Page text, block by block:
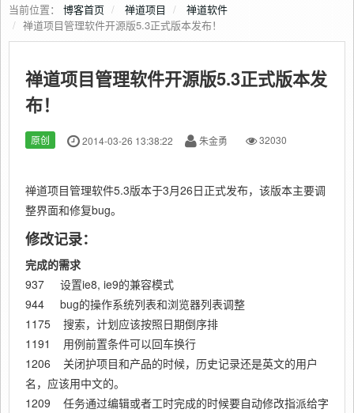
当前位置： 博客首页 禅道项目
禅道软件
禅道项目管理软件开源版5.3正式版本发布！
禅道项目管理软件开源版5.3正式版本发
布！
原创 2014-03-26 13:38:22 朱金勇 32030
禅道项目管理软件5.3版本于3月26日正式发布，该版本主要调
整界面和修复bug。
修改记录：
完成的需求
937 设置ie8, ie9的兼容模式
944 bug的操作系统列表和浏览器列表调整
1175 搜索，计划应该按照日期倒序排
1191 用例前置条件可以回车换行
1206 关闭护项目和产品的时候，历史记录还是英文的用户
名，应该用中文的。
1209 任务通过编辑或者工时完成的时候要自动修改指派给字